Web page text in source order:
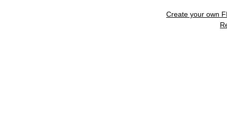
Create your own